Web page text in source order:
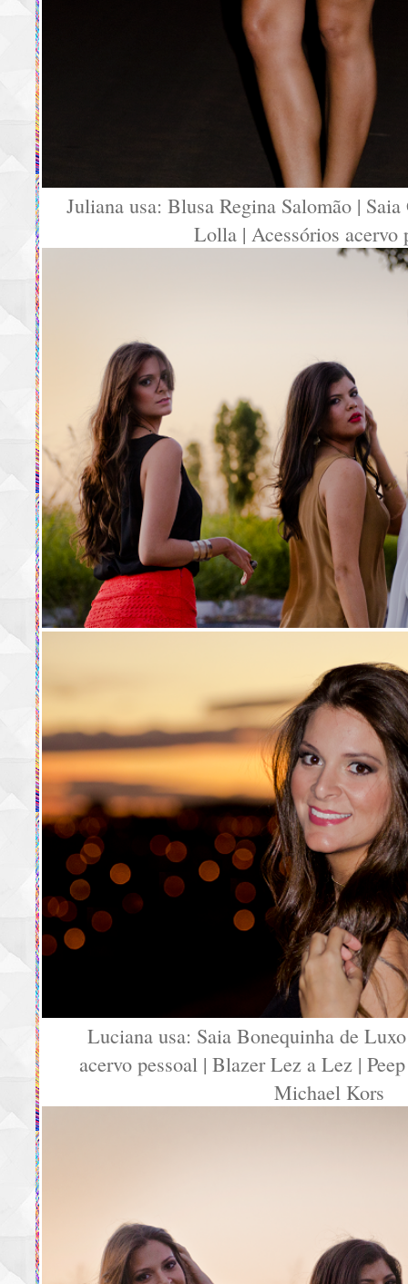
Juliana usa: Blusa Regina Salomão |
Lolla | Acessórios acervo
Luciana usa: Saia Bonequinha de
acervo pessoal | Blazer Lez a Lez |
Michael Kors